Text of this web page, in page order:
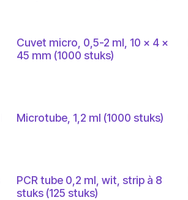
Cuvet micro, 0,5-2 ml, 10 x 4 x
45 mm (1000 stuks)
Microtube, 1,2 ml (1000 stuks)
PCR tube 0,2 ml, wit, strip à 8
stuks (125 stuks)